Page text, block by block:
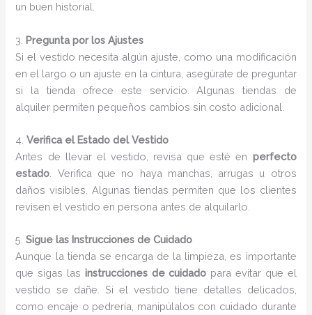
un buen historial.
3. Pregunta por los Ajustes
Si el vestido necesita algún ajuste, como una modificación
en el largo o un ajuste en la cintura, asegúrate de preguntar
si la tienda ofrece este servicio. Algunas tiendas de
alquiler permiten pequeños cambios sin costo adicional.
4.Verifica el Estado del Vestido
Antes de llevar el vestido, revisa que esté en perfecto
estado . Verifica que no haya manchas, arrugas u otros
daños visibles. Algunas tiendas permiten que los clientes
revisen el vestido en persona antes de alquilarlo.
5.Sigue las Instrucciones de Cuidado
Aunque la tienda se encarga de la limpieza, es importante
que sigas las instrucciones de cuidado para evitar que el
vestido se dañe. Si el vestido tiene detalles delicados,
como encaje o pedrería, manipúlalos con cuidado durante